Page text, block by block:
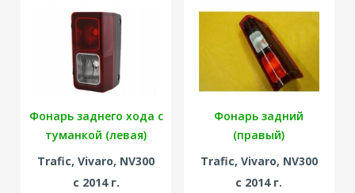
Фонарь заднего хода с
туманкой (левая)
Trafic, Vivaro, NV300
с 2014 г.
Фонарь задний
(правый)
Trafic, Vivaro, NV300
с 2014 г.